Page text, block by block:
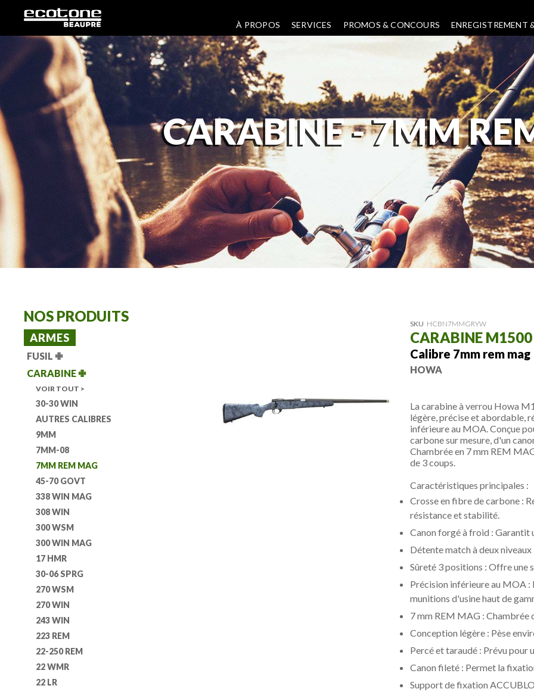
À PROPOS SERVICES PROMOS & CONCOURS ENREGISTREMENT
CARABINE -7MM
NOS PRODUITS
ARMES
FUSIL ✙
CARABINE✙
VOIR TOUT >
30-30 WIN
AUTRES CALIBRES
9MM
7MM-08
7MM REM MAG
45-70 GOVT
338 WIN MAG
308 WIN
300 WSM
300 WIN MAG
17 HMR
30-06 SPRG
270 WSM
270 WIN
243 WIN
223 REM
22-250 REM
22 WMR
22 LR
SKU HCBN7MMGRYW
CARABINE
Calibre 7mm rem mag
HOWA
La carabine à verrou Howa
légère, précise et abordable,
inférieure au MOA. Conçue
carbone sur mesure, d'un
Chambrée en 7 mm REM
de 3 coups.
Caractéristiques principales :
Crosse en fibre de carbone :
résistance et stabilité.
Canon forgé à froid : Garantit
Détente match à deux
Sûreté 3 positions : Offre une
Précision inférieure au MOA :
munitions d'usine haut de
7 mm REM MAG : Chambrée
Conception légère : Pèse
Percé et taraudé : Prévu pour
Canon fileté : Permet la
Support de fixation